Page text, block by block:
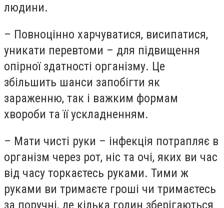
людини.
– Повноцінно харчуватися, висипатися,
уникати перевтоми – для підвищення
опірної здатності організму. Це
збільшить шанси запобігти як
зараженню, так і важким формам
хвороби та її ускладненням.
– Мати чисті руки – інфекція потрапляє в
організм через рот, ніс та очі, яких ви час
від часу торкаєтесь руками. Тими ж
руками ви тримаєте гроші чи тримаєтесь
за поручні, де кілька годин зберігаються